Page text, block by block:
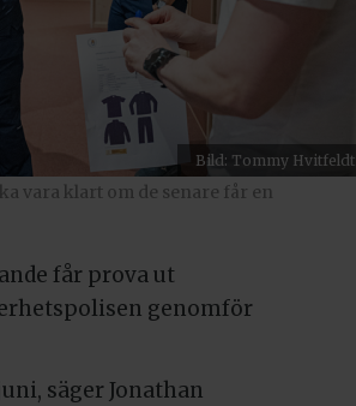
Bild: Tommy Hvitfeldt
vara klart om de senare får en
får prova ut
genomför
säger Jonathan